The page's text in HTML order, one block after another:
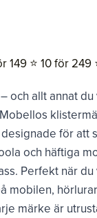
149 ⭐️ 10 för 249
och allt annat
för att
och häftiga
Perfekt när du
mobilen,
märke är